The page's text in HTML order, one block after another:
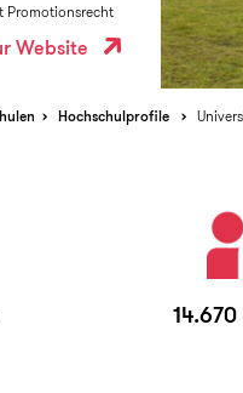
Promotionsrecht
Website
Hochschulprofile